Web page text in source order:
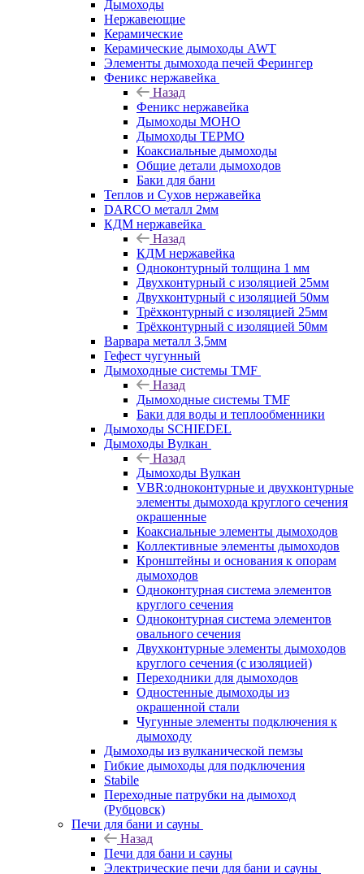
Дымоходы
Нержавеющие
Керамические
Керамические дымоходы AWT
Элементы дымохода печей Ферингер
Феникс нержавейка
Назад
Феникс нержавейка
Дымоходы МОНО
Дымоходы ТЕРМО
Коаксиальные дымоходы
Общие детали дымоходов
Баки для бани
Теплов и Сухов нержавейка
DARCO металл 2мм
КДМ нержавейка
Назад
КДМ нержавейка
Одноконтурный толщина 1 мм
Двухконтурный с изоляцией 25мм
Двухконтурный с изоляцией 50мм
Трёхконтурный с изоляцией 25мм
Трёхконтурный с изоляцией 50мм
Варвара металл 3,5мм
Гефест чугунный
Дымоходные системы TMF
Назад
Дымоходные системы TMF
Баки для воды и теплообменники
Дымоходы SCHIEDEL
Дымоходы Вулкан
Назад
Дымоходы Вулкан
VBR:одноконтурные и двухконтурные
элементы дымохода круглого сечения
окрашенные
Коаксиальные элементы дымоходов
Коллективные элементы дымоходов
Кронштейны и основания к опорам
дымоходов
Одноконтурная система элементов
круглого сечения
Одноконтурная система элементов
овального сечения
Двухконтурные элементы дымоходов
круглого сечения (с изоляцией)
Переходники для дымоходов
Одностенные дымоходы из
окрашенной стали
Чугунные элементы подключения к
дымоходу
Дымоходы из вулканической пемзы
Гибкие дымоходы для подключения
Stabile
Переходные патрубки на дымоход
(Рубцовск)
Печи для бани и сауны
Назад
Печи для бани и сауны
Электрические печи для бани и сауны